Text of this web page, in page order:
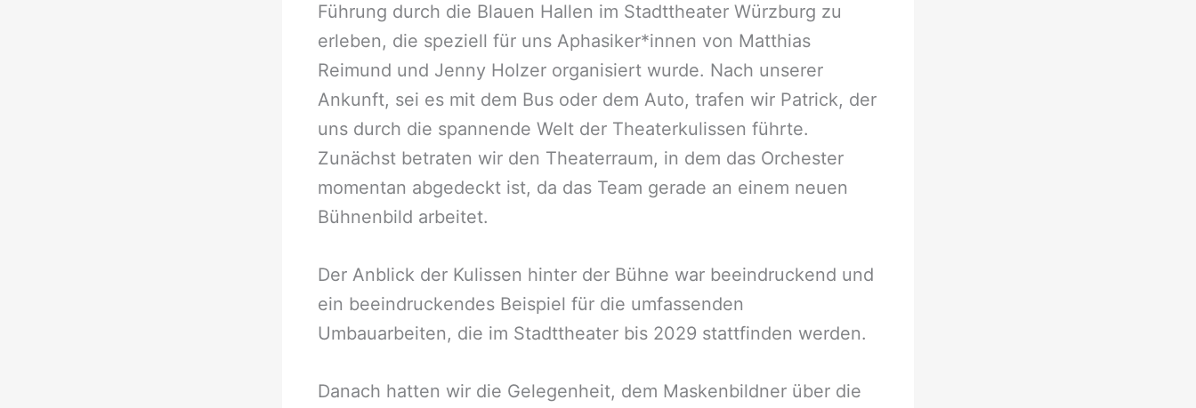
Führung durch die Blauen Hallen im Stadttheater Würzburg zu
erleben, die speziell für uns Aphasiker*innen von Matthias
Reimund und Jenny Holzer organisiert wurde. Nach unserer
Ankunft, sei es mit dem Bus oder dem Auto, trafen wir Patrick, der
uns durch die spannende Welt der Theaterkulissen führte.
Zunächst betraten wir den Theaterraum, in dem das Orchester
momentan abgedeckt ist, da das Team gerade an einem neuen
Bühnenbild arbeitet.
Der Anblick der Kulissen hinter der Bühne war beeindruckend und
ein beeindruckendes Beispiel für die umfassenden
Umbauarbeiten, die im Stadttheater bis 2029 stattfinden werden.
Danach hatten wir die Gelegenheit, dem Maskenbildner über die